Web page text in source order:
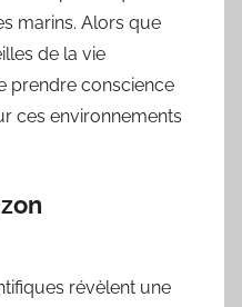
marins. Alors que
de la vie
prendre conscience
ces environnements
révèlent une